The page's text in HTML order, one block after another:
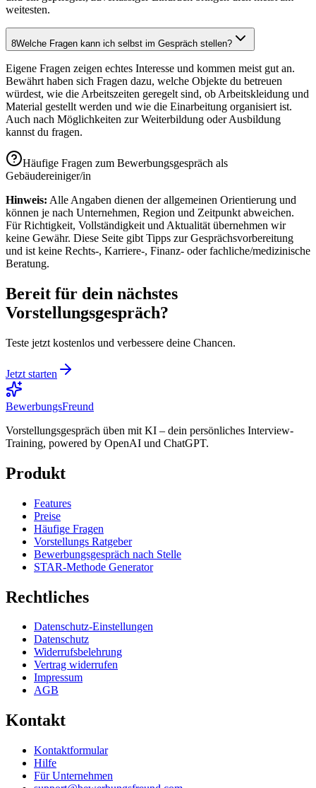
weitesten.
8Welche Fragen kann ich selbst im Gespräch stellen?
Eigene Fragen zeigen echtes Interesse und kommen meist gut an.
Bewährt haben sich Fragen dazu, welche Objekte du betreuen
würdest, wie die Arbeitszeiten geregelt sind, ob Arbeitskleidung und
Material gestellt werden und wie die Einarbeitung organisiert ist.
Auch nach Möglichkeiten zur Weiterbildung oder Ausbildung
kannst du fragen.
Häufige Fragen zum Bewerbungsgespräch als
Gebäudereiniger/in
Hinweis: Alle Angaben dienen der allgemeinen Orientierung und
können je nach Unternehmen, Region und Zeitpunkt abweichen.
Für Richtigkeit, Vollständigkeit und Aktualität übernehmen wir
keine Gewähr. Diese Seite gibt Tipps zur Gesprächs­vorbereitung
und ist keine Rechts-, Karriere-, Finanz- oder fachliche/medizinische
Beratung.
Bereit für dein nächstes
Vorstellungsgespräch?
Teste jetzt kostenlos und verbessere deine Chancen.
Jetzt starten
BewerbungsFreund
Vorstellungsgespräch üben mit KI – dein persönliches Interview-
Training, powered by OpenAI und ChatGPT.
Produkt
Features
Preise
Häufige Fragen
Vorstellungs Ratgeber
Bewerbungsgespräch nach Stelle
STAR-Methode Generator
Rechtliches
Datenschutz-Einstellungen
Datenschutz
Widerrufsbelehrung
Vertrag widerrufen
Impressum
AGB
Kontakt
Kontaktformular
Hilfe
Für Unternehmen